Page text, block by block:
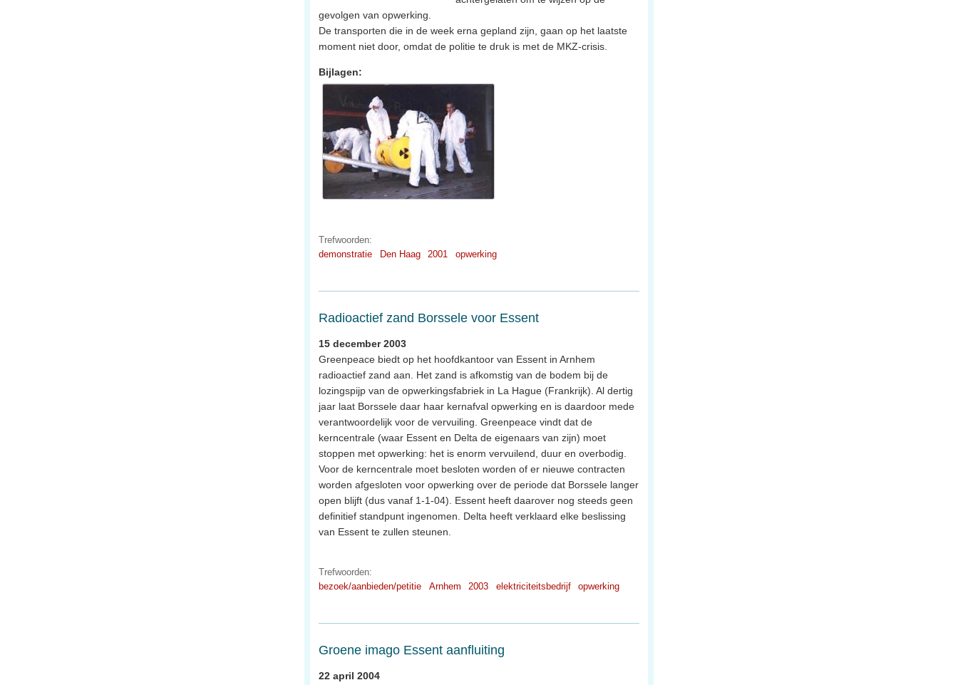
gevolgen van opwerking.
De transporten die in de week erna gepland zijn, gaan op het laatste
moment niet door, omdat de politie te druk is met de MKZ-crisis.
Bijlagen:
Trefwoorden:
demonstratie
Den Haag 2001 opwerking
Radioactief zand Borssele voor Essent
15 december 2003
Greenpeace biedt op het hoofdkantoor van Essent in Arnhem
radioactief zand aan. Het zand is afkomstig van de bodem bij de
lozingspijp van de opwerkingsfabriek in La Hague (Frankrijk). Al dertig
jaar laat Borssele daar haar kernafval opwerking en is daardoor mede
verantwoordelijk voor de vervuiling. Greenpeace vindt dat de
kerncentrale (waar Essent en Delta de eigenaars van zijn) moet
stoppen met opwerking: het is enorm vervuilend, duur en overbodig.
Voor de kerncentrale moet besloten worden of er nieuwe contracten
worden afgesloten voor opwerking over de periode dat Borssele langer
open blijft (dus vanaf 1-1-04). Essent heeft daarover nog steeds geen
definitief standpunt ingenomen. Delta heeft verklaard elke beslissing
van Essent te zullen steunen.
Trefwoorden:
bezoek/aanbieden/petitie
Arnhem 2003 elektriciteitsbedrijf opwerking
Groene imago Essent aanfluiting
22 april 2004